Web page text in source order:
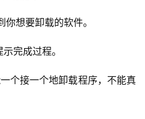
想要卸载的软件。
完成过程。
个接一个地卸载程序，不能真